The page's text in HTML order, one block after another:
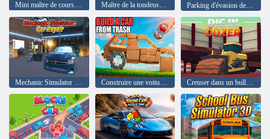
Mini maître de course automobile 3D Maître de la tondeuse du simulateur de tonte de pelouse ultime Parking d'évasion de voiture
Mechanic Simulator : Réparation automobile Construire une voiture à partir de déchets Creuser dans un bulldozer